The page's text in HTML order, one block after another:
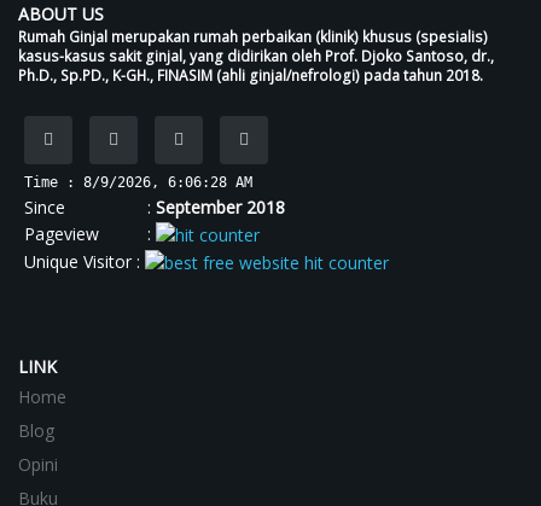
ABOUT US
Rumah Ginjal merupakan rumah perbaikan (klinik) khusus (spesialis)
kasus-kasus sakit ginjal, yang didirikan oleh Prof. Djoko Santoso, dr.,
Ph.D., Sp.PD., K-GH., FINASIM (ahli ginjal/nefrologi) pada tahun 2018.
Time : 8/9/2026, 6:06:28 AM
Since : September 2018
Pageview :
Unique Visitor :
LINK
Home
Blog
Opini
Buku